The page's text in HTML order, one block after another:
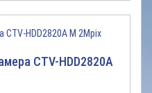
CTV-HDD2820A